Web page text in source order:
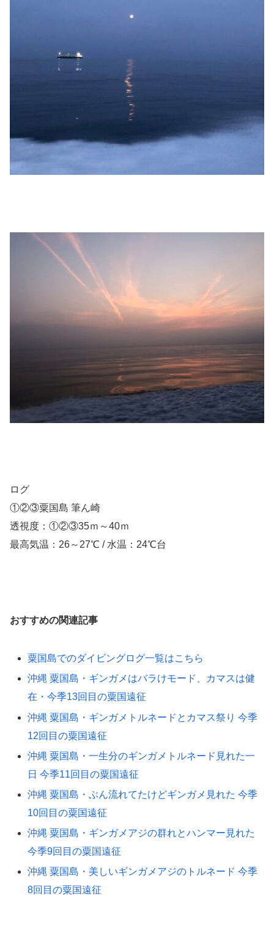
ログ
①②③粟国島 筆ん崎
透視度：①②③35ｍ～40ｍ
最高気温：26～27℃ / 水温：24℃台
おすすめの関連記事
粟国島でのダイビングログ一覧はこちら
沖縄 粟国島・ギンガメはバラけモード、カマスは健
在・今季13回目の粟国遠征
沖縄 粟国島・ギンガメトルネードとカマス祭り 今季
12回目の粟国遠征
沖縄 粟国島・一生分のギンガメトルネード見れた一
日 今季11回目の粟国遠征
沖縄 粟国島・ぶん流れてたけどギンガメ見れた 今季
10回目の粟国遠征
沖縄 粟国島・ギンガメアジの群れとハンマー見れた
今季9回目の粟国遠征
沖縄 粟国島・美しいギンガメアジのトルネード 今季
8回目の粟国遠征